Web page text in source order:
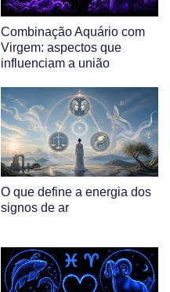
Combinação Aquário com
Virgem: aspectos que
influenciam a união
O que define a energia dos
signos de ar